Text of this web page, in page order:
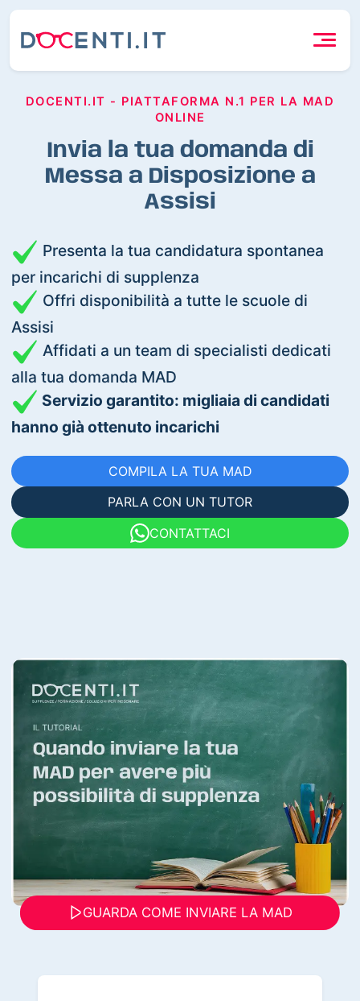
DOCENTI.IT - PIATTAFORMA N.1 PER LA MAD
ONLINE
Invia la tua domanda di
Messa a Disposizione a
Assisi
Presenta la tua candidatura spontanea
per incarichi di supplenza
Offri disponibilità a tutte le scuole di
Assisi
Affidati a un team di specialisti dedicati
alla tua domanda MAD
Servizio garantito: migliaia di candidati
hanno già ottenuto incarichi
COMPILA LA TUA MAD
PARLA CON UN TUTOR
CONTATTACI
GUARDA COME INVIARE LA MAD